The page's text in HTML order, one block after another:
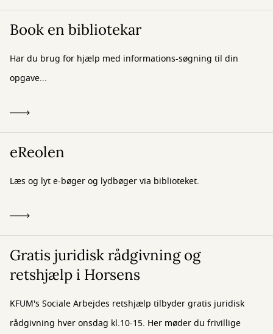
Book en bibliotekar
Har du brug for hjælp med informations-søgning til din
opgave...
eReolen
Læs og lyt e-bøger og lydbøger via biblioteket.
Gratis juridisk rådgivning og
retshjælp i Horsens
KFUM's Sociale Arbejdes retshjælp tilbyder gratis juridisk
rådgivning hver onsdag kl.10-15. Her møder du frivillige